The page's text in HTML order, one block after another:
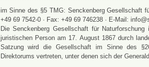
im Sinne des §5 TMG: Senckenberg Gesellschaft
+49 69 7542-0 · Fax: +49 69 746238 · E-Mail:
Die Senckenberg Gesellschaft für
juristischen Person am 17. August 1867 durch
Satzung wird die Gesellschaft im Sinne des
Direktorums vertreten, unter denen sich der